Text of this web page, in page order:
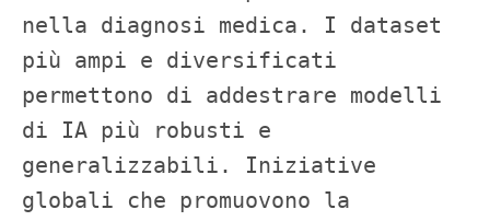
nella diagnosi medica. I dataset
più ampi e diversificati
permettono di addestrare modelli
di IA più robusti e
generalizzabili. Iniziative
globali che promuovono la